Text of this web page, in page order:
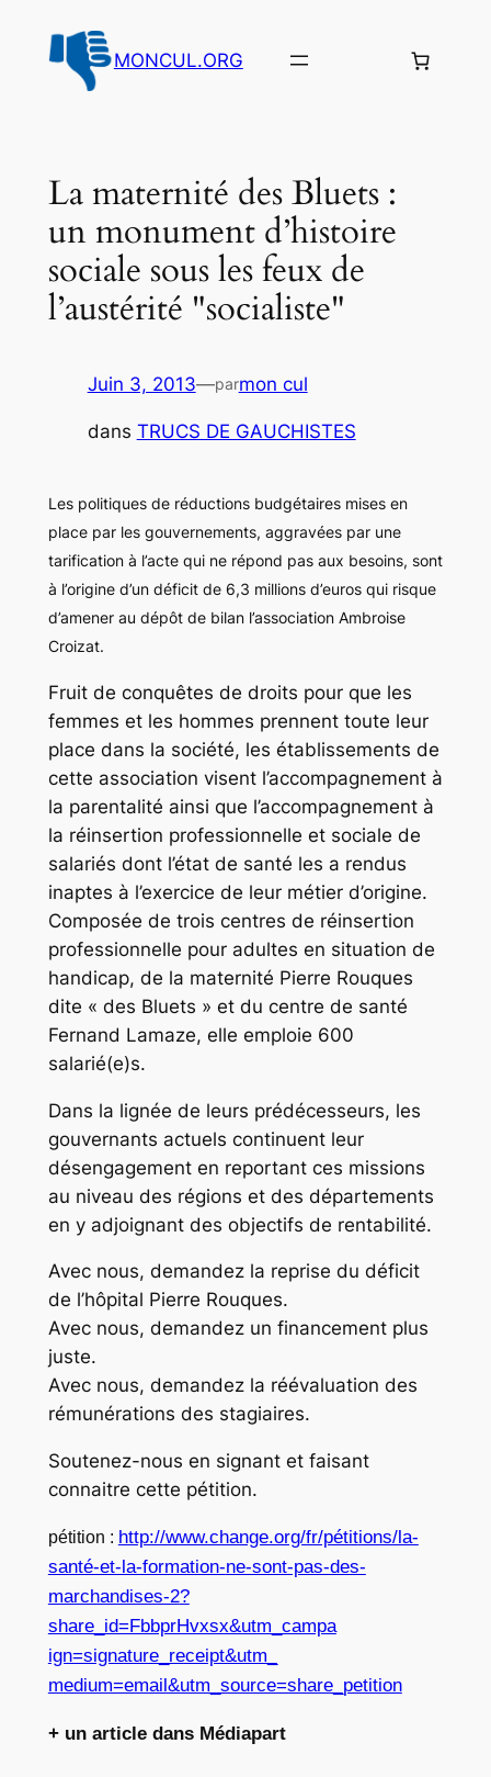
contenu
MONCUL.ORG
La maternité des Bluets :
un monument d’histoire
sociale sous les feux de
l’austérité "socialiste"
Juin 3, 2013—parmon cul
dans TRUCS DE GAUCHISTES
Les politiques de réductions budgétaires mises en
place par les gouvernements, aggravées par une
tarification à l’acte qui ne répond pas aux besoins, sont
à l’origine d’un déficit de 6,3 millions d’euros qui risque
d’amener au dépôt de bilan l’association Ambroise
Croizat.
Fruit de conquêtes de droits pour que les
femmes et les hommes prennent toute leur
place dans la société, les établissements de
cette association visent l’accompagnement à
la parentalité ainsi que l’accompagnement à
la réinsertion professionnelle et sociale de
salariés dont l’état de santé les a rendus
inaptes à l’exercice de leur métier d’origine.
Composée de trois centres de réinsertion
professionnelle pour adultes en situation de
handicap, de la maternité Pierre Rouques
dite « des Bluets » et du centre de santé
Fernand Lamaze, elle emploie 600
salarié(e)s.
Dans la lignée de leurs prédécesseurs, les
gouvernants actuels continuent leur
désengagement en reportant ces missions
au niveau des régions et des départements
en y adjoignant des objectifs de rentabilité.
Avec nous, demandez la reprise du déficit
de l’hôpital Pierre Rouques.
Avec nous, demandez un financement plus
juste.
Avec nous, demandez la réévaluation des
rémunérations des stagiaires.
Soutenez-nous en signant et faisant
connaitre cette pétition.
pétition : http://www.change.org/fr/pétitions/la-
santé-et-la-formation-ne-sont-pas-des-
marchandises-2?
share_id=FbbprHvxsx&utm_campa
ign=signature_receipt&utm_
medium=email&utm_source=share_ petition
+ un article dans Médiapart